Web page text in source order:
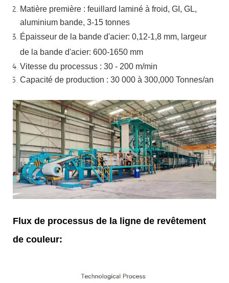
Matière première : feuillard laminé à froid, GI, GL,
aluminium bande, 3-15 tonnes
Épaisseur de la bande d'acier: 0,12-1,8 mm, largeur
de la bande d'acier: 600-1650 mm
Vitesse du processus : 30 - 200 m/min
Capacité de production : 30 000 à 300,000 Tonnes/an
Flux de processus de la ligne de revêtement
de couleur: